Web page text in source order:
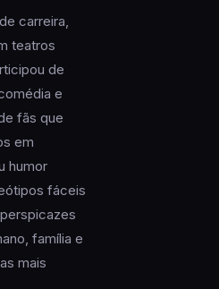
carreira,
teatros
de
e
fãs que
em
humor
fáceis
família e
mais